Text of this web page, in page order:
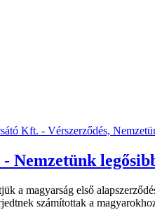
Nemzetünk
a magyarság első
számítottak a